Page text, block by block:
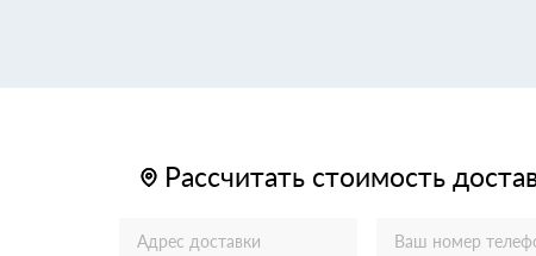
Рассчитать стоимость